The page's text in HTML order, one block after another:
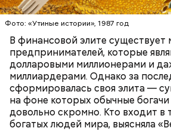
Фото: «Утиные истории», 1987 год
В финансовой элите существует
предпринимателей, которые
долларовыми миллионерами и
миллиардерами. Однако за
сформировалась своя элита —
на фоне которых обычные богачи
довольно скромно. Кто входит в
богатых людей мира, выясняла
Фото: Shutterstock